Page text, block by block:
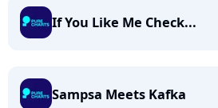
If You Like Me Check...
Sampsa Meets Kafka